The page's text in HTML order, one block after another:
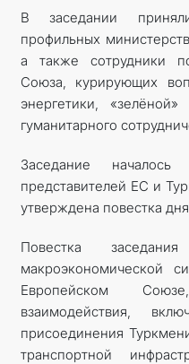
В заседании
профильных
а также сотрудники
Союза, курирующих
энергетики,
гуманитарного
Заседание
представителей ЕС и
утверждена повестка
Повестка
макроэкономической
Европейском
взаимодействия,
присоединения
транспортной